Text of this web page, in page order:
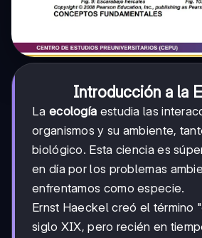
Introducción a la
La ecología estudia las
organismos y su ambiente,
biológico. Esta ciencia es
en día por los problemas
enfrentamos como especie.
Ernst Haeckel creó el término
siglo XIX, pero recién en